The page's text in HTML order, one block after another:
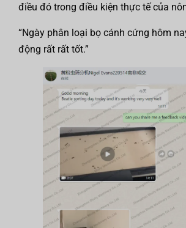
điều đó trong điều kiện thực tế của
“Ngày phân loại bọ cánh cứng hôm
động rất rất tốt.”